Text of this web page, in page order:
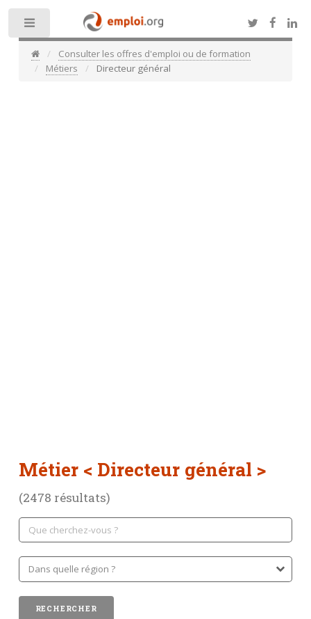
Consulter les offres d'emploi ou de formation
Métiers
Directeur général
Métier < Directeur général >
(2478 résultats)
Toggle